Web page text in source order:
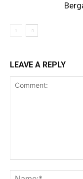
LEAVE A REPLY